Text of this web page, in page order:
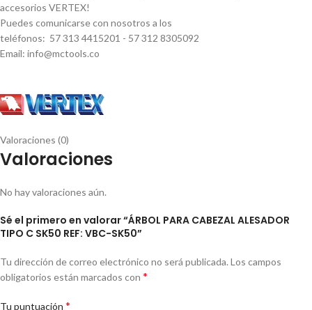
accesorios VERTEX!
Puedes comunicarse con nosotros a los
teléfonos: 57 313 4415201 - 57 312 8305092
Email: info@mctools.co
Valoraciones (0)
Valoraciones
No hay valoraciones aún.
Sé el primero en valorar “ÁRBOL PARA CABEZAL ALESADOR
TIPO C SK50 REF: VBC-SK50”
Tu dirección de correo electrónico no será publicada. Los campos
obligatorios están marcados con *
Tu puntuación *